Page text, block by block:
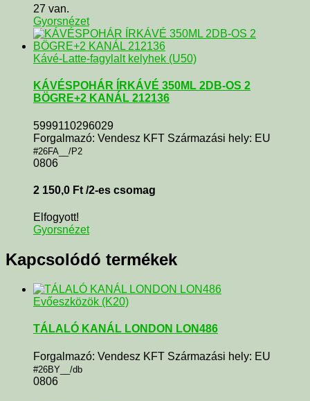
27 van.
Gyorsnézet
Kávé-Latte-fagylalt kelyhek (U50)
KÁVÉSPOHÁR ÍRKÁVÉ 350ML 2DB-OS 2
BÖGRE+2 KANÁL 212136
5999110296029
Forgalmazó: Vendesz KFT Származási hely: EU
#26FA__/P2
0806
2 150,0 Ft /2-es csomag
Elfogyott!
Gyorsnézet
Kapcsolódó termékek
Evőeszközök (K20)
TÁLALÓ KANÁL LONDON LON486
Forgalmazó: Vendesz KFT Származási hely: EU
#26BY__/db
0806